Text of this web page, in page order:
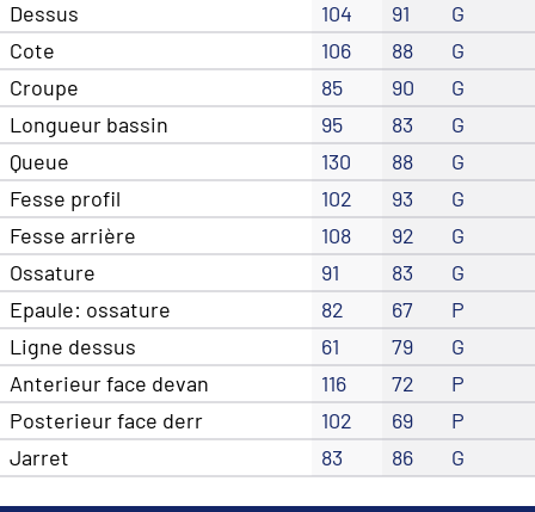
Dessus
104 91
G
Cote
106 88
G
Croupe
85 90
G
Longueur bassin
95 83
G
Queue
130 88
G
Fesse profil
102 93
G
Fesse arrière
108 92
G
Ossature
91 83
G
Epaule: ossature
82 67
P
Ligne dessus
61 79
G
Anterieur face devan
116 72
P
Posterieur face derr
102 69
P
Jarret
83 86 G